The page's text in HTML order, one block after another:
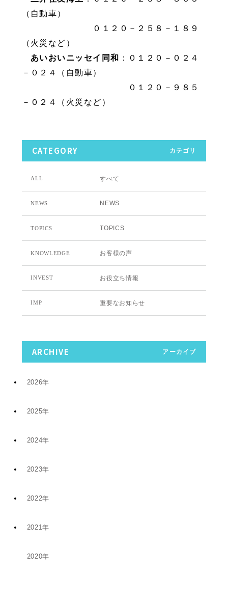
（自動車）
０１２０－２５８－１８９
（火災など）
あいおいニッセイ同和 ：０１２０－０２４
－０２４（自動車）
０１２０－９８５
－０２４（火災など）
CATEGORY カテゴリ
ALL すべて
NEWS NEWS
TOPICS TOPICS
KNOWLEDGE お客様の声
INVEST お役立ち情報
IMP 重要なお知らせ
ARCHIVE アーカイブ
2026年
7月 (9)
4月 (2)
1月 (4)
2025年
12月 (6)
11月 (5)
8月 (1)
6月 (1)
2024年
11月 (8)
5月 (4)
1月 (1)
2023年
10月 (2)
8月 (5)
5月 (5)
2022年
12月 (9)
11月 (19)
2021年
12月 (1)
2020年